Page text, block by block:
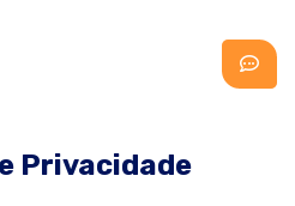
Privacidade